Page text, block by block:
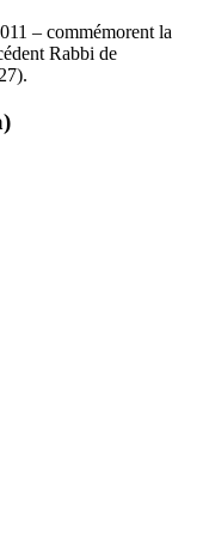
– commémorent la
Rabbi de